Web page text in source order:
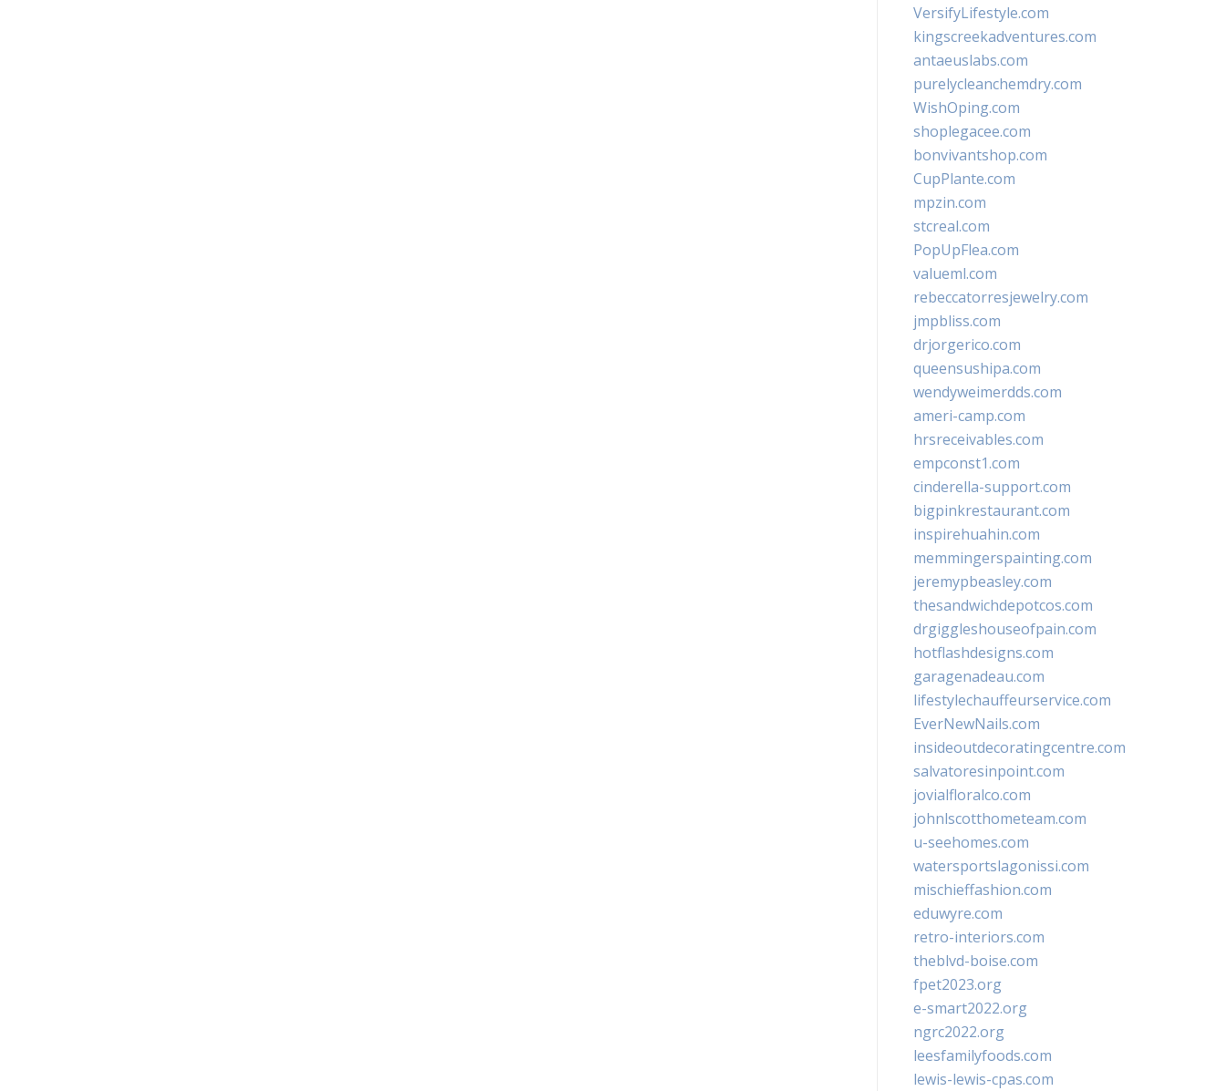
VersifyLifestyle.com
kingscreekadventures.com
antaeuslabs.com
purelycleanchemdry.com
WishOping.com
shoplegacee.com
bonvivantshop.com
CupPlante.com
mpzin.com
stcreal.com
PopUpFlea.com
valueml.com
rebeccatorresjewelry.com
jmpbliss.com
drjorgerico.com
queensushipa.com
wendyweimerdds.com
ameri-camp.com
hrsreceivables.com
empconst1.com
cinderella-support.com
bigpinkrestaurant.com
inspirehuahin.com
memmingerspainting.com
jeremypbeasley.com
thesandwichdepotcos.com
drgiggleshouseofpain.com
hotflashdesigns.com
garagenadeau.com
lifestylechauffeurservice.com
EverNewNails.com
insideoutdecoratingcentre.com
salvatoresinpoint.com
jovialfloralco.com
johnlscotthometeam.com
u-seehomes.com
watersportslagonissi.com
mischieffashion.com
eduwyre.com
retro-interiors.com
theblvd-boise.com
fpet2023.org
e-smart2022.org
ngrc2022.org
leesfamilyfoods.com
lewis-lewis-cpas.com